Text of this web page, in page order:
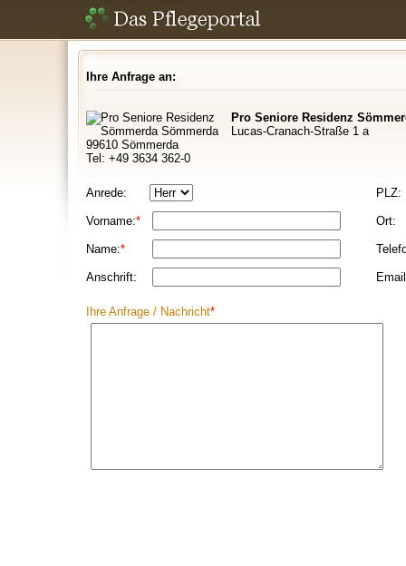
Ihre Anfrage an:
Pro Seniore Residenz
Lucas-Cranach-Straße 1 a
99610 Sömmerda
Tel: +49 3634 362-0
Anrede: PLZ:
Vorname:* Ort:
Name:*
Anschrift:
Ihre Anfrage / Nachricht*